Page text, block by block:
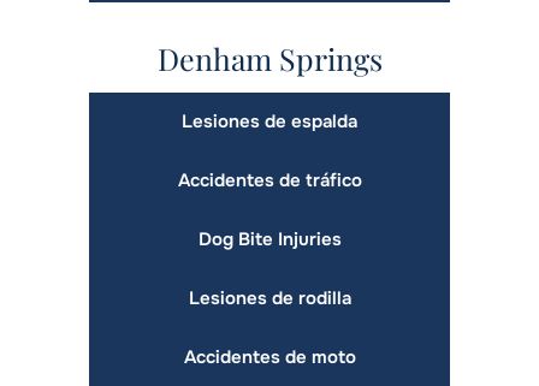
Denham Springs
Lesiones de espalda
Accidentes de tráfico
Dog Bite Injuries
Lesiones de rodilla
Accidentes de moto